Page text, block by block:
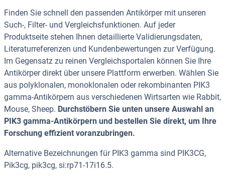
Finden Sie schnell den passenden Antikörper mit unseren
Such-, Filter- und Vergleichsfunktionen. Auf jeder
Produktseite stehen Ihnen detaillierte Validierungsdaten,
Literaturreferenzen und Kundenbewertungen zur Verfügung.
Im Gegensatz zu reinen Vergleichsportalen können Sie Ihre
Antikörper direkt über unsere Plattform erwerben. Wählen Sie
aus polyklonalen, monoklonalen oder rekombinanten PIK3
gamma-Antikörpern aus verschiedenen Wirtsarten wie Rabbit,
Mouse, Sheep. Durchstöbern Sie unten unsere Auswahl an
PIK3 gamma-Antikörpern und bestellen Sie direkt, um Ihre
Forschung effizient voranzubringen.
Alternative Bezeichnungen für PIK3 gamma sind PIK3CG,
Pik3cg, pik3cg, si:rp71-17i16.5.